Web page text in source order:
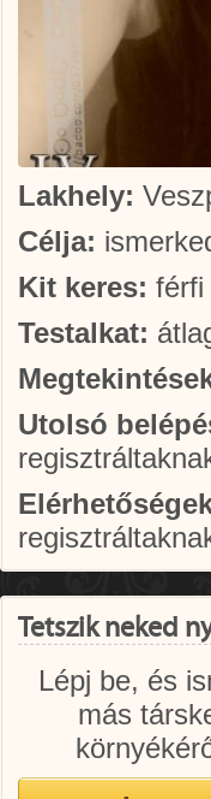
Lakhely:
Célja:
Kit keres: férfi
Testalkat:
Utolsó
Tetszik neked
Lépj be, és
más